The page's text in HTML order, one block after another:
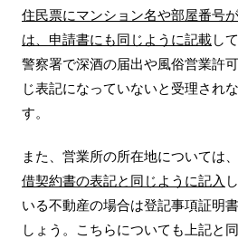
住民票にマンション名や部屋番号
は、申請書にも同じように記載し
警察署で深酒の届出や風俗営業許
じ表記になっていないと受理され
す。
また、営業所の所在地については
借契約書の表記と同じように記入
いる不動産の場合は登記事項証明
しょう。こちらについても上記と